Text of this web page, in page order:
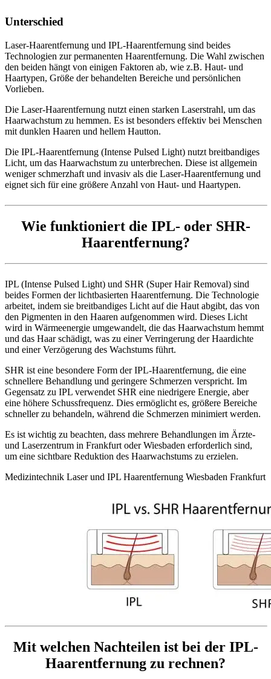
Unterschied
Laser-Haarentfernung und IPL-Haarentfernung sind beides
Technologien zur permanenten Haarentfernung. Die Wahl zwischen
den beiden hängt von einigen Faktoren ab, wie z.B. Haut- und
Haartypen, Größe der behandelten Bereiche und persönlichen
Vorlieben.
Die Laser-Haarentfernung nutzt einen starken Laserstrahl, um das
Haarwachstum zu hemmen. Es ist besonders effektiv bei Menschen
mit dunklen Haaren und hellem Hautton.
Die IPL-Haarentfernung (Intense Pulsed Light) nutzt breitbandiges
Licht, um das Haarwachstum zu unterbrechen. Diese ist allgemein
weniger schmerzhaft und invasiv als die Laser-Haarentfernung und
eignet sich für eine größere Anzahl von Haut- und Haartypen.
Wie funktioniert die IPL- oder SHR-
Haarentfernung?
IPL (Intense Pulsed Light) und SHR (Super Hair Removal) sind
beides Formen der lichtbasierten Haarentfernung. Die Technologie
arbeitet, indem sie breitbandiges Licht auf die Haut abgibt, das von
den Pigmenten in den Haaren aufgenommen wird. Dieses Licht
wird in Wärmeenergie umgewandelt, die das Haarwachstum hemmt
und das Haar schädigt, was zu einer Verringerung der Haardichte
und einer Verzögerung des Wachstums führt.
SHR ist eine besondere Form der IPL-Haarentfernung, die eine
schnellere Behandlung und geringere Schmerzen verspricht. Im
Gegensatz zu IPL verwendet SHR eine niedrigere Energie, aber
eine höhere Schussfrequenz. Dies ermöglicht es, größere Bereiche
schneller zu behandeln, während die Schmerzen minimiert werden.
Es ist wichtig zu beachten, dass mehrere Behandlungen im Ärzte-
und Laserzentrum in Frankfurt oder Wiesbaden erforderlich sind,
um eine sichtbare Reduktion des Haarwachstums zu erzielen.
Medizintechnik Laser und IPL Haarentfernung Wiesbaden Frankfurt
Mit welchen Nachteilen ist bei der IPL-
Haarentfernung zu rechnen?